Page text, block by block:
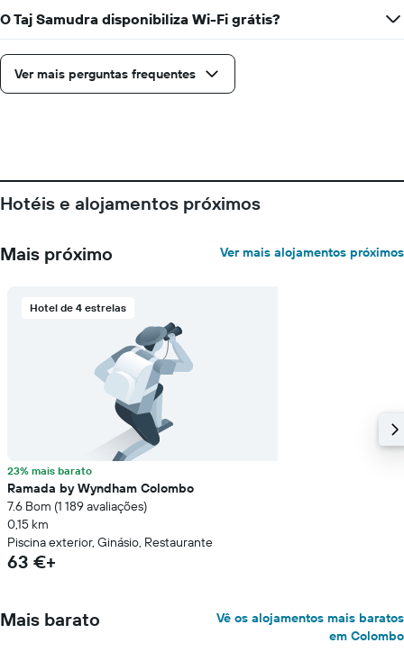
preço
médio
de
um
quarto
O Taj Samudra disponibiliza Wi-Fi grátis?
Ver mais perguntas frequentes
Hotéis e alojamentos próximos
Mais próximo Ver mais alojamentos próximos
Hotel de 4 estrelas
23% mais barato
Ramada by Wyndham Colombo
7.6 Bom (1 189 avaliações)
0,15 km
Piscina exterior, Ginásio, Restaurante
63 €+
Mais barato
Vê os alojamentos mais baratos
em Colombo